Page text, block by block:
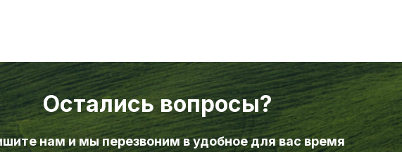
Остались вопросы?
нам и мы перезвоним в удобное для вас время